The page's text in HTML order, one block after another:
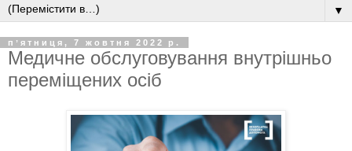
▼
пʼятниця, 7 жовтня 2022 р.
Медичне обслуговування внутрішньо
переміщених осіб